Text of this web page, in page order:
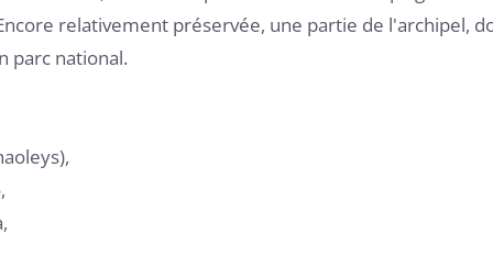
relativement préservée, une partie de l'archipel,
parc national.